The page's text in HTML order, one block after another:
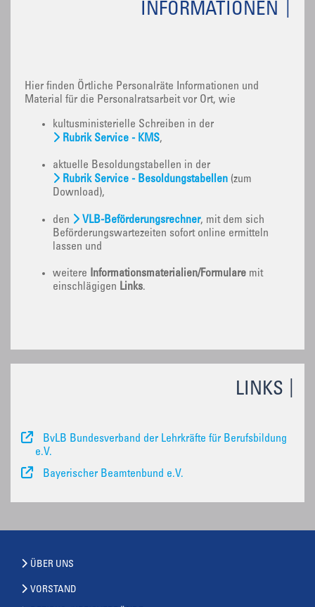
LINKS
BvLB Bundesverband der Lehrkräfte für Berufsbildung
e.V.
Bayerischer Beamtenbund e.V.
INFORMATIONEN
Hier finden Örtliche Personalräte Informationen und
Material für die Personalratsarbeit vor Ort, wie
kultusministerielle Schreiben in der
Rubrik Service - KMS,
aktuelle Besoldungstabellen in der
Rubrik Service - Besoldungstabellen (zum
Download),
den VLB-Beförderungsrechner, mit dem sich
Beförderungswartezeiten sofort online ermitteln
lassen und
weitere Informationsmaterialien/Formulare mit
einschlägigen Links.
ÜBER UNS
VORSTAND